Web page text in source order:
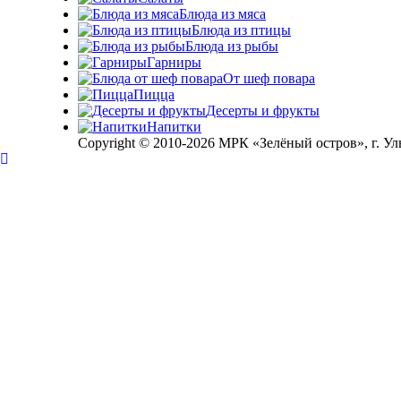
Блюда из мяса
Блюда из птицы
Блюда из рыбы
Гарниры
От шеф повара
Пицца
Десерты и фрукты
Напитки
Copyright © 2010-2026 МРК «Зелёный остров», г.